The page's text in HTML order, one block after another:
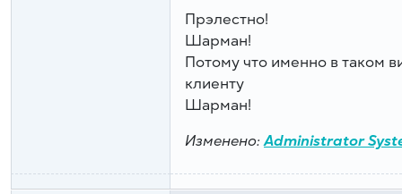
Прэлестно!
Шарман!
Потому что именно в таком
клиенту
Шарман!
Изменено:Administrator